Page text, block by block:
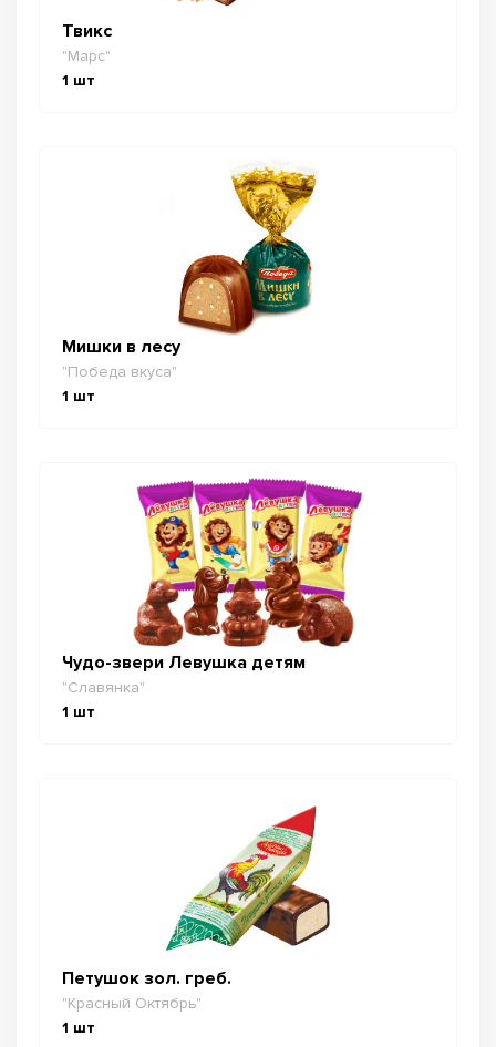
Твикс
"Марс"
1 шт
Мишки в лесу
"Победа вкуса"
1 шт
Чудо-звери Левушка детям
"Славянка"
1 шт
Петушок зол. греб.
"Красный Октябрь"
1 шт